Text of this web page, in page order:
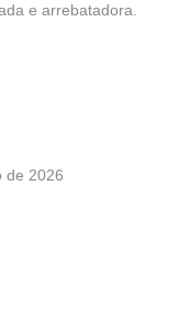
e arrebatadora.
de 2026